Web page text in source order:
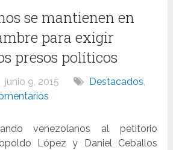
se mantienen en
para exigir
presos políticos
junio 9, 2015 Destacados,
venezolanos al petitorio
López y Daniel Ceballos